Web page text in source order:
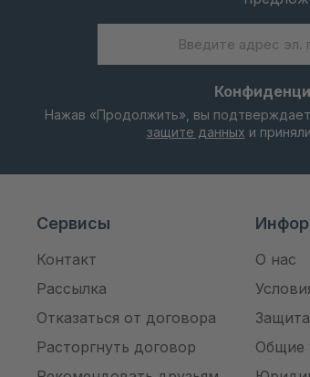
электронной
защите данных и
Сервисы
Контакт
Рассылка
Отказаться от договора
Расторгнуть договор
О нас
Общие